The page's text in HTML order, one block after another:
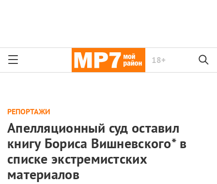
18+
РЕПОРТАЖИ
Апелляционный суд оставил
книгу Бориса Вишневского* в
списке экстремистских
материалов